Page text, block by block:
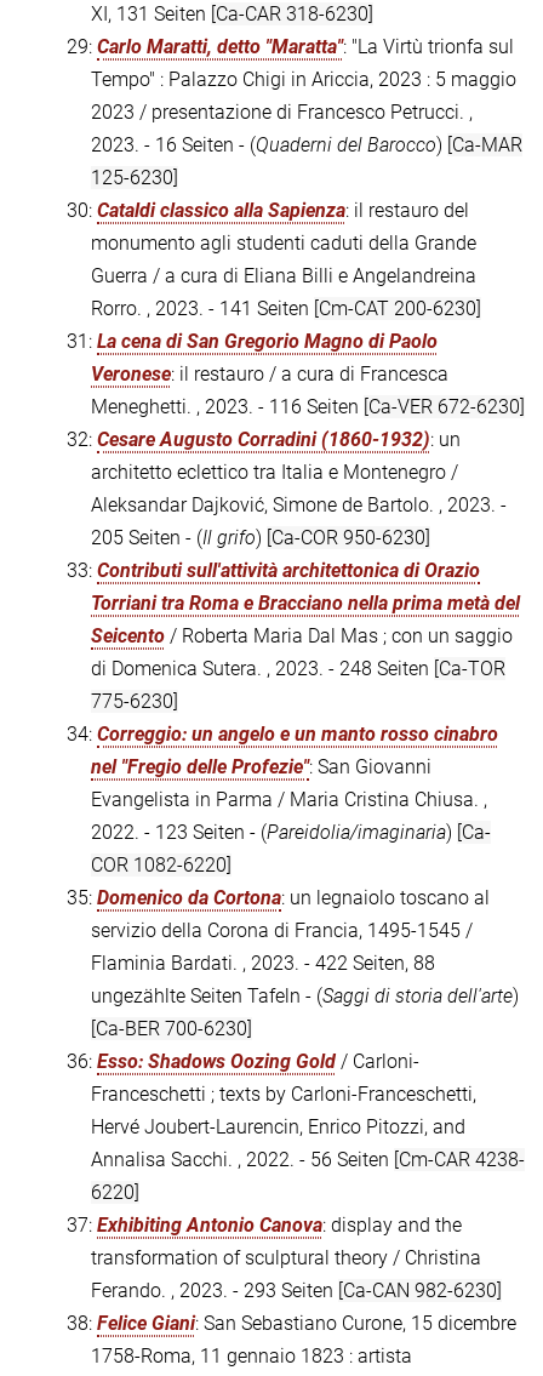
XI, 131 Seiten [Ca-CAR 318-6230]
29: Carlo Maratti, detto "Maratta": "La Virtù trionfa sul
Tempo" : Palazzo Chigi in Ariccia, 2023 : 5 maggio
2023 / presentazione di Francesco Petrucci. ,
2023. - 16 Seiten - (Quaderni del Barocco) [Ca-MAR
125-6230]
30: Cataldi classico alla Sapienza: il restauro del
monumento agli studenti caduti della Grande
Guerra / a cura di Eliana Billi e Angelandreina
Rorro. , 2023. - 141 Seiten [Cm-CAT 200-6230]
31: La cena di San Gregorio Magno di Paolo
Veronese: il restauro / a cura di Francesca
Meneghetti. , 2023. - 116 Seiten [Ca-VER 672-6230]
32: Cesare Augusto Corradini (1860-1932): un
architetto eclettico tra Italia e Montenegro /
Aleksandar Dajković, Simone de Bartolo. , 2023. -
205 Seiten - (Il grifo) [Ca-COR 950-6230]
33: Contributi sull'attività architettonica di Orazio
Torriani tra Roma e Bracciano nella prima metà del
Seicento / Roberta Maria Dal Mas ; con un saggio
di Domenica Sutera. , 2023. - 248 Seiten [Ca-TOR
775-6230]
34: Correggio: un angelo e un manto rosso cinabro
nel "Fregio delle Profezie": San Giovanni
Evangelista in Parma / Maria Cristina Chiusa. ,
2022. - 123 Seiten - (Pareidolia/imaginaria) [Ca-
COR 1082-6220]
35: Domenico da Cortona: un legnaiolo toscano al
servizio della Corona di Francia, 1495-1545 /
Flaminia Bardati. , 2023. - 422 Seiten, 88
ungezählte Seiten Tafeln - (Saggi di storia dell'arte)
[Ca-BER 700-6230]
36: Esso: Shadows Oozing Gold / Carloni-
Franceschetti ; texts by Carloni-Franceschetti,
Hervé Joubert-Laurencin, Enrico Pitozzi, and
Annalisa Sacchi. , 2022. - 56 Seiten [Cm-CAR 4238-
6220]
37: Exhibiting Antonio Canova: display and the
transformation of sculptural theory / Christina
Ferando. , 2023. - 293 Seiten [Ca-CAN 982-6230]
38: Felice Giani: San Sebastiano Curone, 15 dicembre
1758-Roma, 11 gennaio 1823 : artista